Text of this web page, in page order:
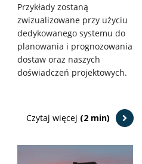
Przykłady zostaną
zwizualizowane przy użyciu
dedykowanego systemu do
planowania i prognozowania
dostaw oraz naszych
doświadczeń projektowych.
Czytaj więcej (2 min)